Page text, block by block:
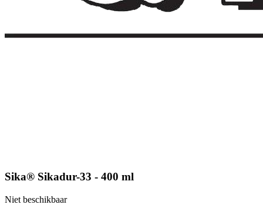
Sika® Sikadur-33 - 400 ml
Niet beschikbaar